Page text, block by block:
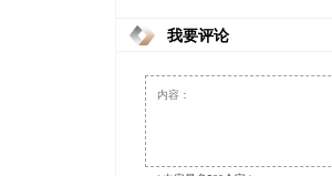
我要评论